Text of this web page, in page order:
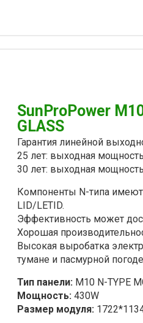
SunProPower
GLASS
Гарантия линейной
25 лет: выходная
30 лет: выходная
Компоненты N-типа
LID/LETID.
Эффективность может
Хорошая
Высокая выробатка
тумане и пасмурной погоде
Тип панели:M10 N-TYPE
Мощность:430W
Размер модуля: